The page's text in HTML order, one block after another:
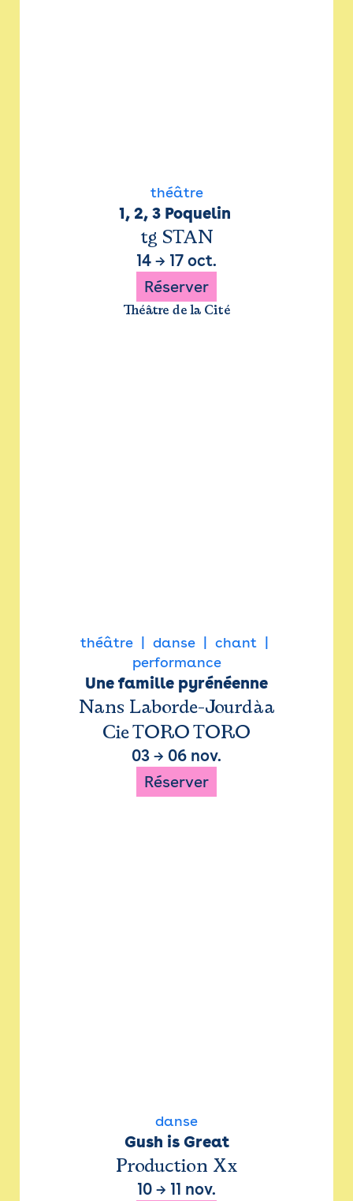
théâtre
1, 2, 3 Poquelin
tg STAN
14 → 17 oct.
Réserver
Théâtre de la Cité
théâtre danse
chant
performance
Une famille pyrénéenne
Nans Laborde-Jourdàa
Cie TORO TORO
03 → 06 nov.
Réserver
danse
Gush is Great
Production Xx
10 → 11 nov.